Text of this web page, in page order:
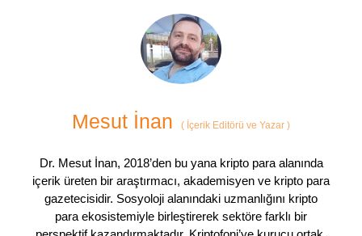
Mesut İnan ( İçerik Editörü ve Yazar )
Dr. Mesut İnan, 2018’den bu yana kripto para alanında
içerik üreten bir araştırmacı, akademisyen ve kripto para
gazetecisidir. Sosyoloji alanındaki uzmanlığını kripto
para ekosistemiyle birleştirerek sektöre farklı bir